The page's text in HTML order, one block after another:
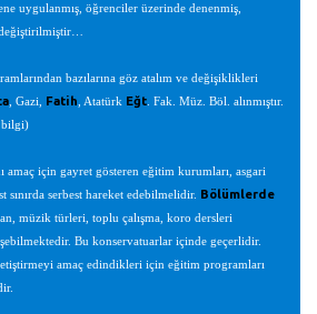
uygulanmış, öğrenciler üzerinde denenmiş,
bazılarına göz atalım ve değişiklikleri
, Gazi, Fatih , Atatürk Eğt . Fak. Müz. Böl. alınmıştır.
bilgi)
amaç için gayret gösteren eğitim kurumları, asgari
sınırda serbest hareket edebilmelidir. Bölümlerde
müzik türleri, toplu çalışma, koro dersleri
Bu konservatuarlar içinde geçerlidir.
amaç edindikleri için eğitim programları